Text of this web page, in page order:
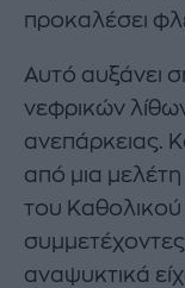
προκαλέσει
Αυτό αυξάνει
νεφρικών
ανεπάρκειας.
από μια
του Καθολικού
αναψυκτικά